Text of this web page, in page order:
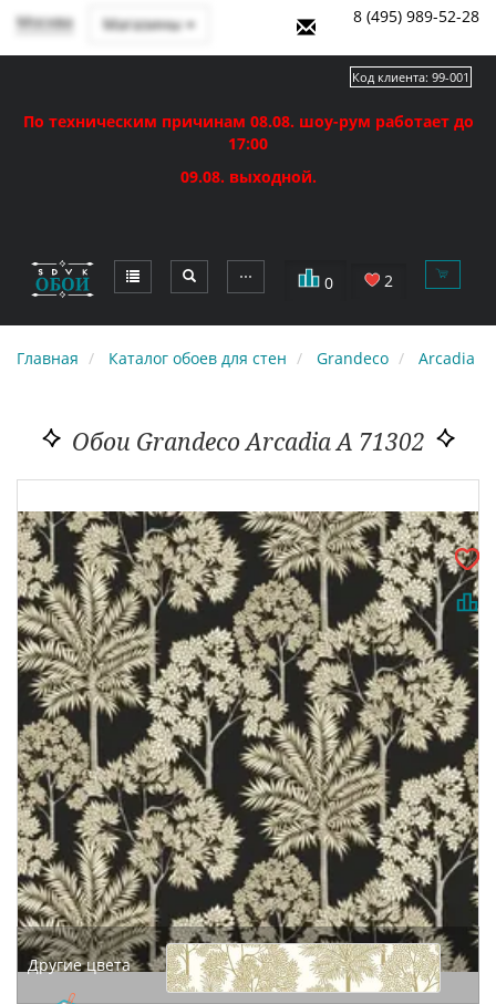
Москва Магазины 8 (495) 989-52-28
По техническим причинам 08.08. шоу-рум работает до
17:00
09.08. выходной.
⋯ 0 2
Код клиента: 99-001
Главная Каталог обоев для стен Grandeco Arcadia
Обои Grandeco Arcadia A 71302
Другие цвета